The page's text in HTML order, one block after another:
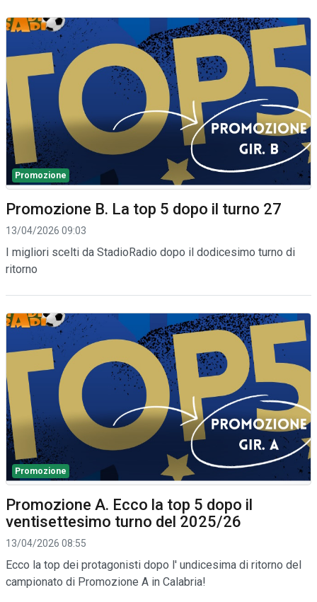
Promozione
Promozione B. La top 5 dopo il turno 27
13/04/2026 09:03
I migliori scelti da StadioRadio dopo il dodicesimo turno di
ritorno
Promozione
Promozione A. Ecco la top 5 dopo il
ventisettesimo turno del 2025/26
13/04/2026 08:55
Ecco la top dei protagonisti dopo l' undicesima di ritorno del
campionato di Promozione A in Calabria!